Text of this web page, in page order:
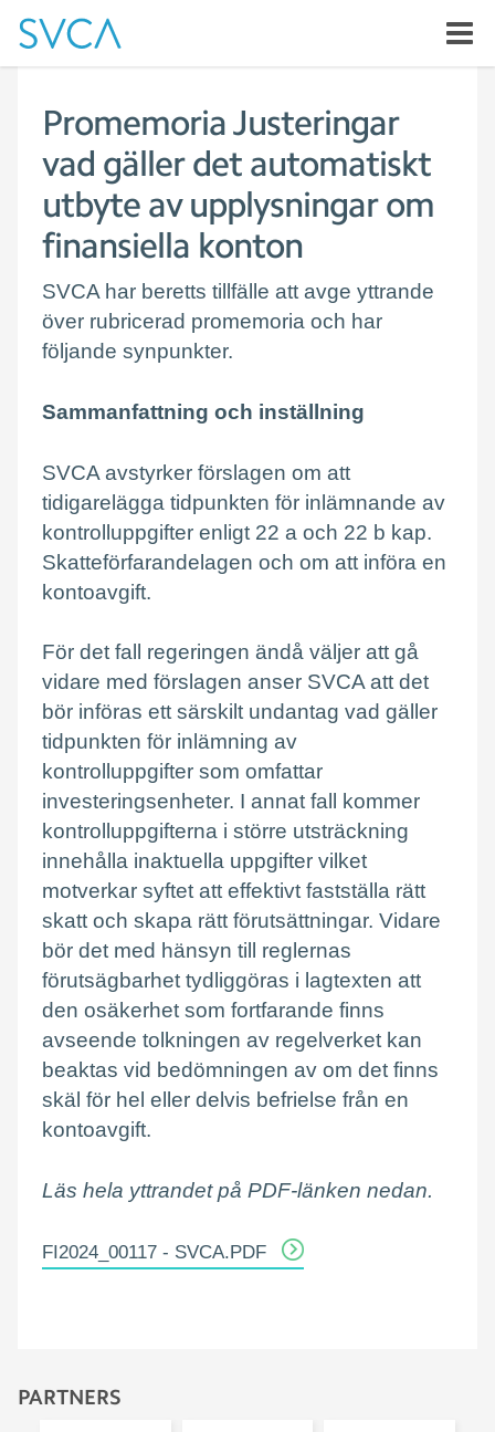
Promemoria Justeringar
vad gäller det automatiskt
utbyte av upplysningar om
finansiella konton
SVCA har beretts tillfälle att avge yttrande
över rubricerad promemoria och har
följande synpunkter.
Sammanfattning och inställning
SVCA avstyrker förslagen om att
tidigarelägga tidpunkten för inlämnande av
kontrolluppgifter enligt 22 a och 22 b kap.
Skatteförfarandelagen och om att införa en
kontoavgift.
För det fall regeringen ändå väljer att gå
vidare med förslagen anser SVCA att det
bör införas ett särskilt undantag vad gäller
tidpunkten för inlämning av
kontrolluppgifter som omfattar
investeringsenheter. I annat fall kommer
kontrolluppgifterna i större utsträckning
innehålla inaktuella uppgifter vilket
motverkar syftet att effektivt fastställa rätt
skatt och skapa rätt förutsättningar. Vidare
bör det med hänsyn till reglernas
förutsägbarhet tydliggöras i lagtexten att
den osäkerhet som fortfarande finns
avseende tolkningen av regelverket kan
beaktas vid bedömningen av om det finns
skäl för hel eller delvis befrielse från en
kontoavgift.
Läs hela yttrandet på PDF-länken nedan.
FI2024_00117 - SVCA.PDF
PARTNERS